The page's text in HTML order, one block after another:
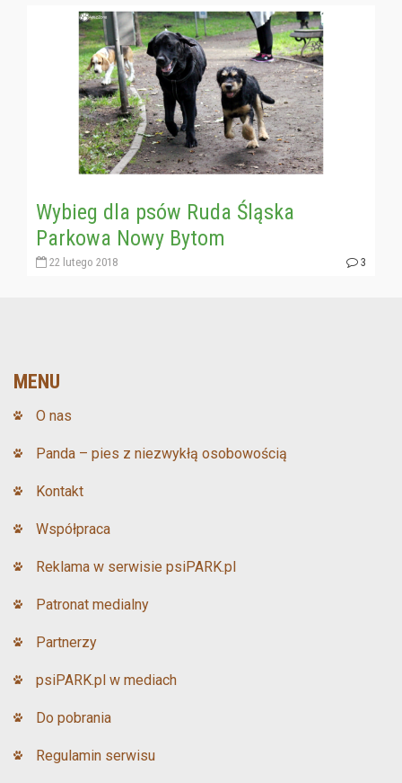
Wybieg dla psów Ruda Śląska
Parkowa Nowy Bytom
22 lutego 2018 3
MENU
O nas
Panda – pies z niezwykłą osobowością
Kontakt
Współpraca
Reklama w serwisie psiPARK.pl
Patronat medialny
Partnerzy
psiPARK.pl w mediach
Do pobrania
Regulamin serwisu